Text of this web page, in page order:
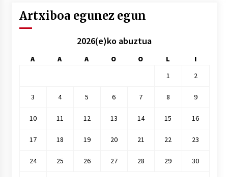
Artxiboa egunez egun
2026(e)ko abuztua
A A A O O L
I
1
2
3 4 5 6 7 8 9
10 11 12 13 14 15 16
17 18 19 20 21 22 23
24 25 26 27 28 29 30